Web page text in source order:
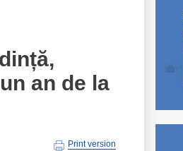
an de la
Print version